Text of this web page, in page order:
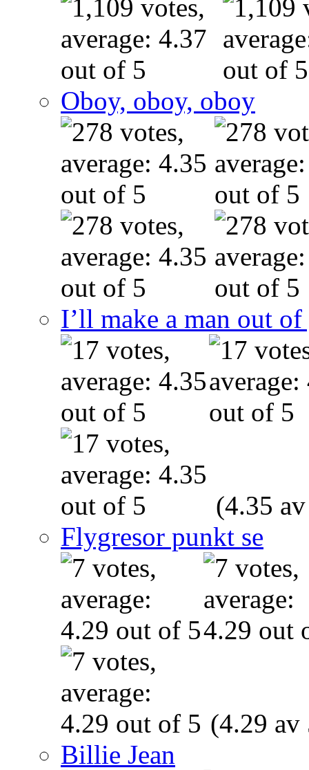
Oboy, oboy, oboy
I’ll make a man out
(4.35
Flygresor punkt se
(4.29 av
Billie Jean